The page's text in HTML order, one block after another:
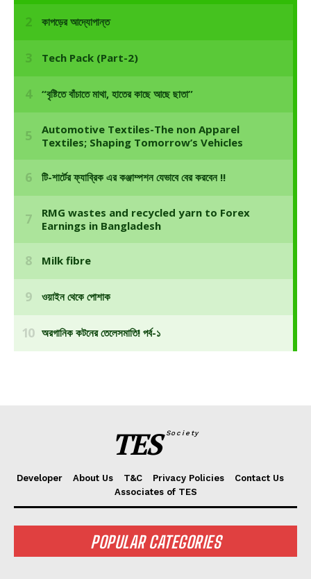
TES Society
Developer About Us T&C Privacy Policies
Contact Us
Associates of TES
POPULAR CATEGORIES